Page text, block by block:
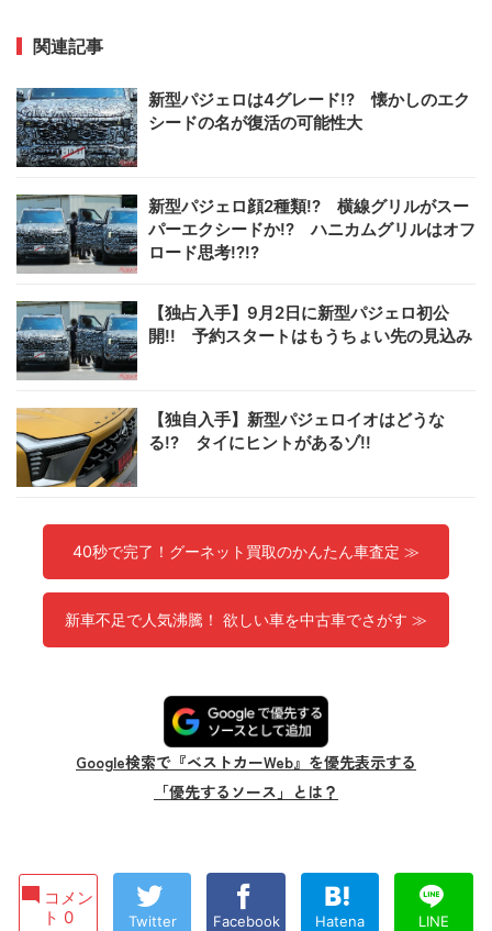
関連記事
新型パジェロは4グレード!? 懐かしのエク
シードの名が復活の可能性大
新型パジェロ顔2種類!? 横線グリルがスー
パーエクシードか!? ハニカムグリルはオフ
ロード思考!?!?
【独占入手】9月2日に新型パジェロ初公
開!! 予約スタートはもうちょい先の見込み
【独自入手】新型パジェロイオはどうな
る!? タイにヒントがあるゾ!!
40秒で完了！グーネット買取のかんたん車査定 ≫
新車不足で人気沸騰！ 欲しい車を中古車でさがす ≫
Google検索で『ベストカーWeb』を優先表示する
「優先するソース」とは？
コメン
ト 0
Twitter Facebook Hatena LINE